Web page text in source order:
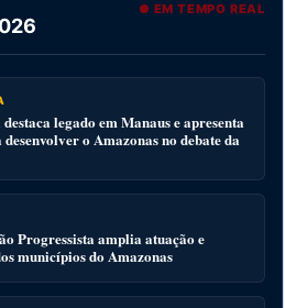
● EM TEMPO REAL
legado em Manaus e apresenta
o Amazonas no debate da
Progressista amplia atuação e
municípios do Amazonas